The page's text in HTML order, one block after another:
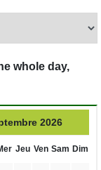
whole day,
2026
Jeu Ven Sam Dim